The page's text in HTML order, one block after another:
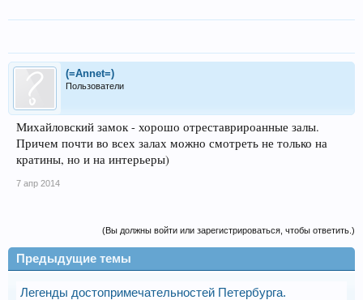
(=Annet=)
Пользователи
Михайловский замок - хорошо отреставрироанные залы.
Причем почти во всех залах можно смотреть не только на
кратины, но и на интерьеры)
7 апр 2014
(Вы должны войти или зарегистрироваться, чтобы ответить.)
Предыдущие темы
Легенды достопримечательностей Петербурга.